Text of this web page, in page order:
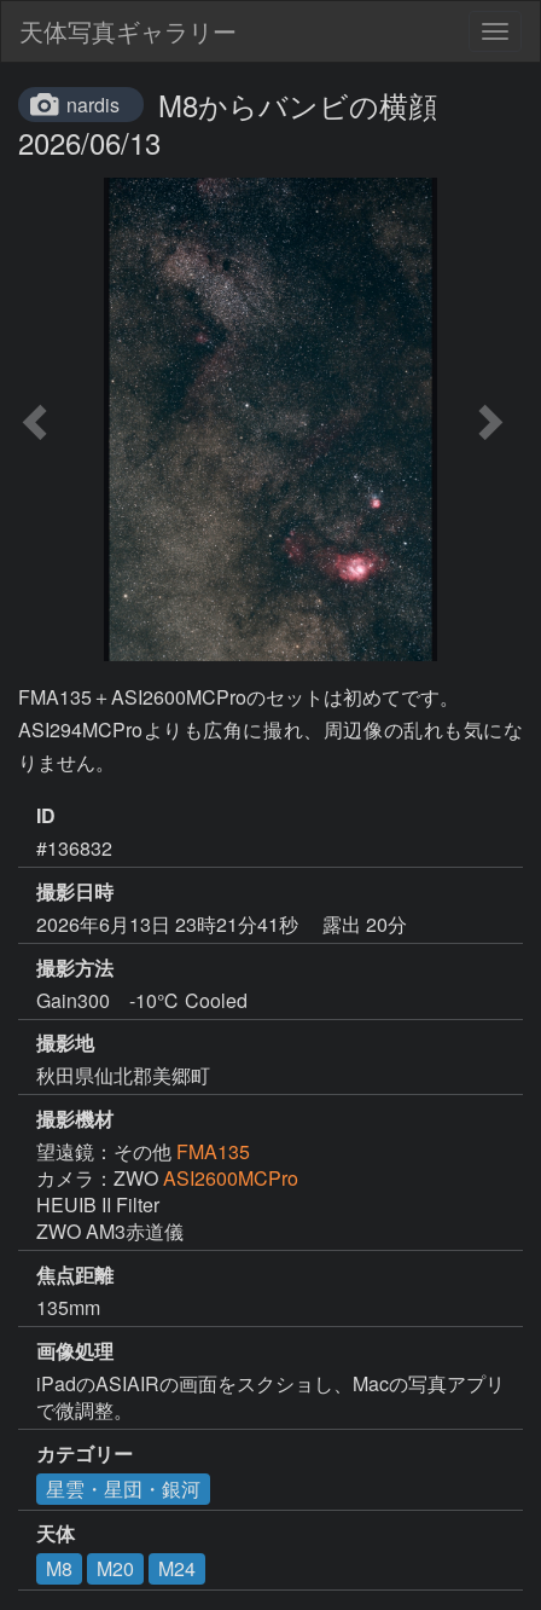
天体写真ギャラリー
nardis
M8からバンビの横顔
2026/06/13
FMA135＋ASI2600MCProのセットは初めてです。
ASI294MCProよりも広角に撮れ、周辺像の乱れも気にな
りません。
ID
#136832
撮影日時
2026年6月13日 23時21分41秒
露出 20分
撮影方法
Gain300 -10℃ Cooled
撮影地
秋田県仙北郡美郷町
撮影機材
望遠鏡：その他 FMA135
カメラ：ZWOASI2600MCPro
HEUIB II Filter
ZWO AM3赤道儀
焦点距離
135mm
画像処理
iPadのASIAIRの画面をスクショし、Macの写真アプリ
で微調整。
カテゴリー
星雲・星団・銀河
天体
M8
M20 M24